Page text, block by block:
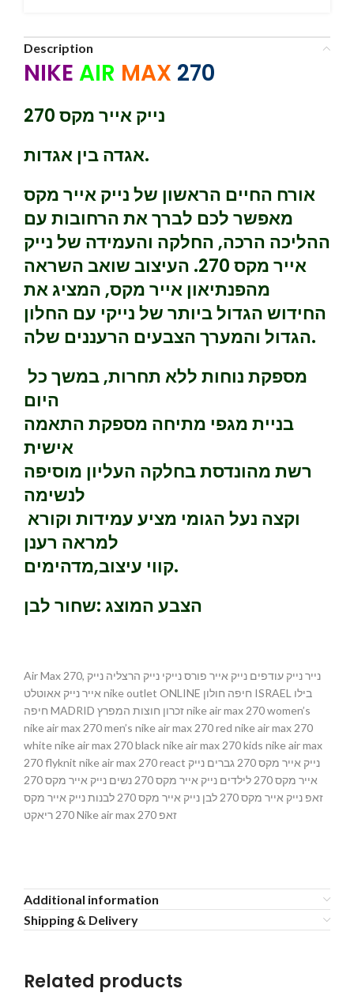
Description
NIKE AIR MAX 270
נייק אייר מקס 270
אגדה בין אגדות.
אורח החיים הראשון של נייק אייר מקס
מאפשר לכם לברך את הרחובות עם
ההליכה הרכה, החלקה והעמידה של נייק
אייר מקס 270. העיצוב שואב השראה
מהפנתיאון אייר מקס, המציג את
החידוש הגדול ביותר של נייקי עם החלון
הגדול והמערך הצבעים הרעננים שלה.
בניית מגפי מתיחה מספקת התאמה
אישית
רשת מהונדסת בחלקה העליון מוסיפה
לנשימה
וקצה נעל הגומי מציע עמידות וקורא
קווי עיצוב,מדהימים.
הצבע המוצג :שחור לבן
Air Max 270, נייר נייק עודפים נייק אייר פורס נייקי נייק הרצליה נייק
אייר נייק אאוטלט nike outlet ONLINE חיפה חולון ISRAEL בילו
חיפה MADRID זכרון חוצות המפרץ nike air max 270 women’s
nike air max 270 men’s nike air max 270 red nike air max 270
white nike air max 270 black nike air max 270 kids nike air max
270 flyknit nike air max 270 react נייק אייר מקס 270 גברים נייק
אייר מקס 270 לילדים נייק אייר מקס 270 נשים נייק אייר מקס 270
זאפ נייק אייר מקס 270 לבן נייק אייר מקס 270 לבנות נייק אייר מקס
270 ריאקט Nike air max 270 זאפ
Additional information
Shipping & Delivery
Related products